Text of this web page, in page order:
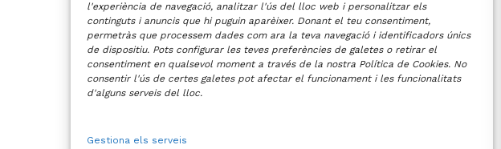
l'experiència de navegació, analitzar l'ús del lloc web i personalitzar els
continguts i anuncis que hi puguin aparèixer. Donant el teu consentiment,
permetràs que processem dades com ara la teva navegació i identificadors únics
de dispositiu. Pots configurar les teves preferències de galetes o retirar el
consentiment en qualsevol moment a través de la nostra Política de Cookies. No
consentir l'ús de certes galetes pot afectar el funcionament i les funcionalitats
d'alguns serveis del lloc.
Gestiona els serveis